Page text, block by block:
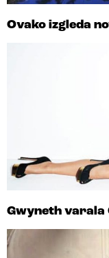
Ovako izgleda
Gwyneth varala